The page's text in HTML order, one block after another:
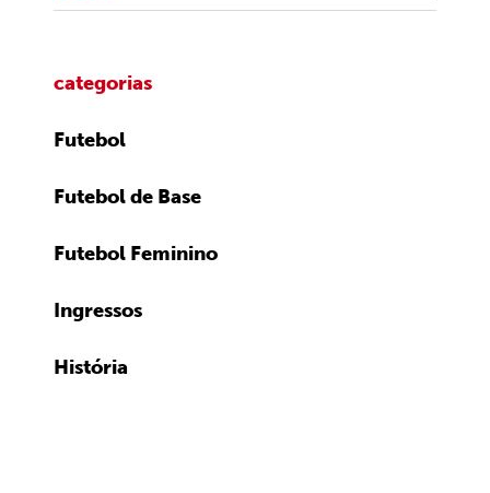
categorias
Futebol
Futebol de Base
Futebol Feminino
Ingressos
História